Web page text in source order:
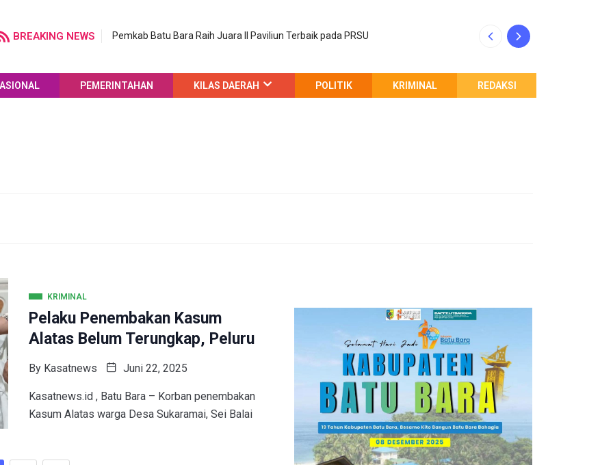
BREAKING NEWS Pemkab Batu Bara Raih Juara II Paviliun Terbaik pada PRSU
PEMERINTAHAN KILAS DAERAH POLITIK KRIMINAL REDAKSI
KRIMINAL
Pelaku Penembakan Kasum
Alatas Belum Terungkap, Peluru
By Kasatnews Juni 22, 2025
Kasatnews.id , Batu Bara – Korban penembakan
Kasum Alatas warga Desa Sukaramai, Sei Balai